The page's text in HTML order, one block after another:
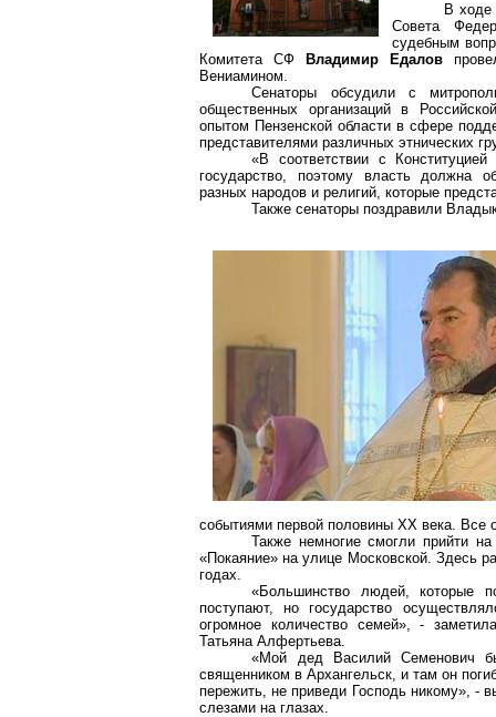
В ходе
Совета
судебным
Комитета СФ
Владимир Едалов
Вениамином.
Сенаторы обсудили с
общественных организаций в
опытом Пензенской области в сфере
представителями различных этнических
«В соответствии с
государство, поэтому власть должна
разных народов и религий, которые
Также сенаторы поздравили
событиями первой половины ХХ века. Все
Также немногие смогли прийти
«Покаяние» на улице Московской. Здесь
годах.
«Большинство людей, которые
поступают, но государство
огромное количество семей», -
Татьяна Алфертьева.
«Мой дед Василий Семенович
священником в Архангельск, и там он
пережить, не приведи Господь никому», -
слезами на глазах.